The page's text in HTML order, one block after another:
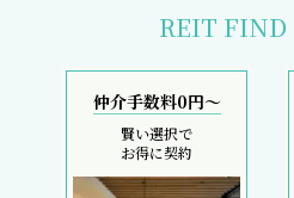
REIT FIND
仲介手数料0円～
賢い選択で
お得に契約